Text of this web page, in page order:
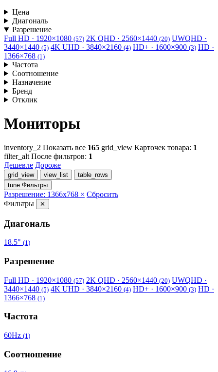
Цена
Диагональ
Разрешение
Full HD · 1920×1080 (57) 2K QHD · 2560×1440 (20) UWQHD ·
3440×1440 (5) 4K UHD · 3840×2160 (4) HD+ · 1600×900 (3) HD ·
1366×768 (1)
Частота
Соотношение
Назначение
Бренд
Отклик
Мониторы
inventory_2 Показать все 165 grid_view Карточек товара: 1
filter_alt После фильтров: 1
Дешевле Дороже
grid_view view_list
table_rows
tune Фильтры
Разрешение: 1366x768 × Сбросить
Фильтры
✕
Диагональ
18.5" (1)
Разрешение
Full HD · 1920×1080 (57) 2K QHD · 2560×1440 (20) UWQHD ·
3440×1440 (5) 4K UHD · 3840×2160 (4) HD+ · 1600×900 (3) HD ·
1366×768 (1)
Частота
60Hz (1)
Соотношение